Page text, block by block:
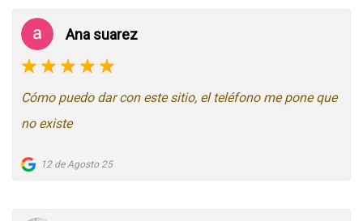
Ana suarez
Cómo puedo dar con este sitio, el teléfono me pone que
no existe
12 de Agosto 25